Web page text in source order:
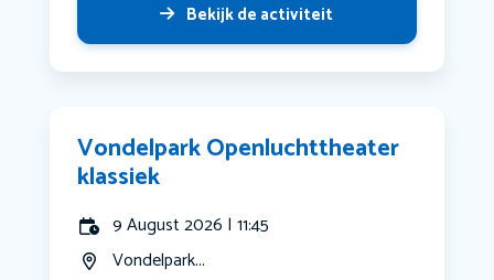
Bekijk de activiteit
Vondelpark Openluchttheater
klassiek
9 August 2026 | 11:45
Vondelpark...